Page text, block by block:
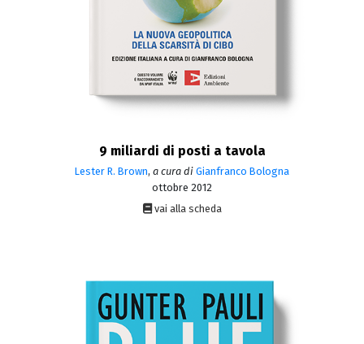
9 miliardi di posti a tavola
Lester R. Brown, a cura di Gianfranco Bologna
ottobre 2012
vai alla scheda